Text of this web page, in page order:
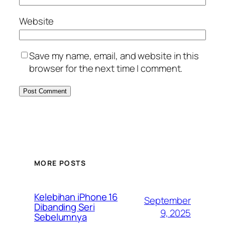
Website
Save my name, email, and website in this
browser for the next time I comment.
MORE POSTS
Kelebihan iPhone 16
Dibanding Seri
Sebelumnya
September
9, 2025